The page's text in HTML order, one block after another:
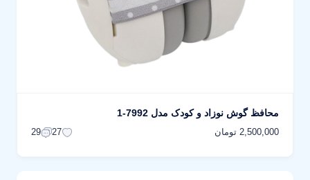
محافظ گوش نوزاد و کودک مدل 7992-1
2,500,000 تومان 27
29